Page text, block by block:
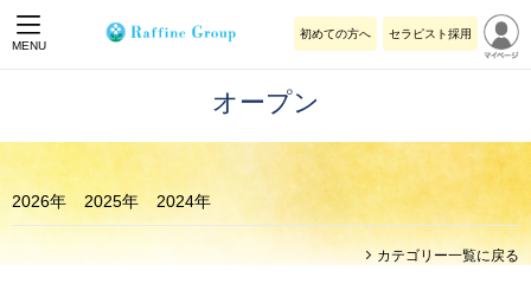
MENU
初めての方へ セラピスト採用
オープン
2026年 2025年 2024年
カテゴリー一覧に戻る